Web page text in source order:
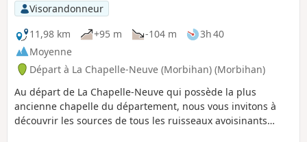
Visorandonneur
11,98 km
+95 m -104 m
3h 40
Moyenne
Départ à La Chapelle-Neuve (Morbihan) (Morbihan)
Au départ de La Chapelle-Neuve qui possède la plus
ancienne chapelle du département, nous vous invitons à
découvrir les sources de tous les ruisseaux avoisinants